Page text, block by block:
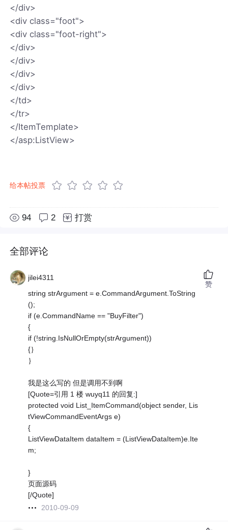
</div>
<div class="foot">
<div class="foot-right">
</div>
</div>
</div>
</div>
</td>
</tr>
</ItemTemplate>
</asp:ListView>
给本帖投票
94 2 打赏
全部评论
jilei4311
string strArgument = e.CommandArgument.ToString
();
if (e.CommandName == "BuyFilter")
{
if (!string.IsNullOrEmpty(strArgument))
{｝
｝
我是这么写的 但是调用不到啊
[Quote=引用 1 楼 wuyq11 的回复:]
protected void List_ItemCommand(object sender, Lis
tViewCommandEventArgs e)
{
ListViewDataItem dataItem = (ListViewDataItem)e.Ite
m;
}
页面源码
[/Quote]
2010-09-09
赞